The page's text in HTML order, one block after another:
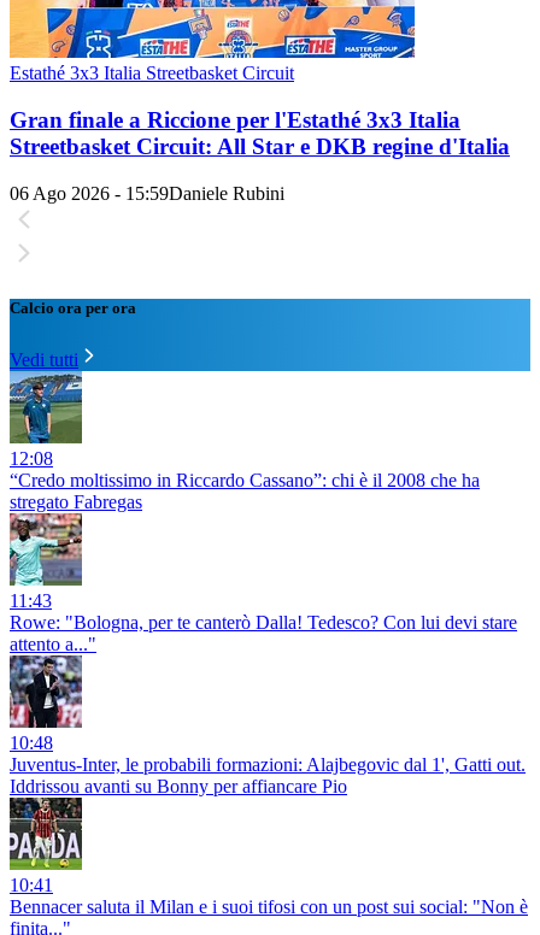
Estathé 3x3 Italia Streetbasket Circuit
Gran finale a Riccione per l'Estathé 3x3 Italia
Streetbasket Circuit: All Star e DKB regine d'Italia
06 Ago 2026 - 15:59Daniele Rubini
Calcio ora per ora
Vedi tutti
12:08
“Credo moltissimo in Riccardo Cassano”: chi è il 2008 che ha
stregato Fabregas
11:43
Rowe: "Bologna, per te canterò Dalla! Tedesco? Con lui devi stare
attento a..."
10:48
Juventus-Inter, le probabili formazioni: Alajbegovic dal 1', Gatti out.
Iddrissou avanti su Bonny per affiancare Pio
10:41
Bennacer saluta il Milan e i suoi tifosi con un post sui social: "Non è
finita..."